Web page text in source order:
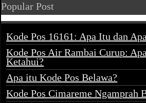
Popular Post
Kode Pos 16161: Apa Itu dan
Kode Pos Air Rambai Curup:
Ketahui?
Apa itu Kode Pos Belawa?
Kode Pos Cimareme Ngamprah